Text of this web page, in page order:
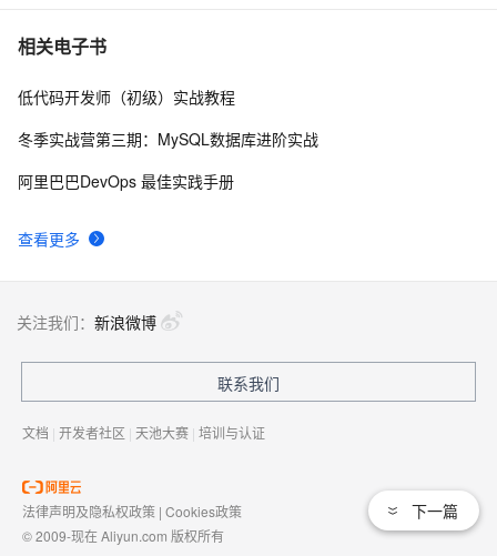
7 JVM运行时内存结构
8 在IE下的JS编程需注意的内存释放问题
4.3.3.Elasticsearch 性能优化之内存和熔断浅析（上）
相关电子书
查看更多
低代码开发师（初级）实战教程
冬季实战营第三期：MySQL数据库进阶实战
阿里巴巴DevOps 最佳实践手册
下一篇
关注我们： 新浪微博
联系我们
文档 | 开发者社区 | 天池大赛 | 培训与认证
法律声明及隐私权政策 | Cookies政策
© 2009-现在 Aliyun.com 版权所有